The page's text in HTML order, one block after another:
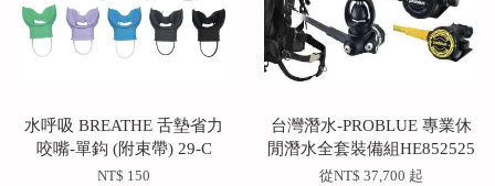
水呼吸 BREATHE 舌墊省力
咬嘴-單鈎 (附束帶) 29-C
NT$ 150
台灣潛水-PROBLUE 專業休
閒潛水全套裝備組HE852525
從NT$ 37,700 起